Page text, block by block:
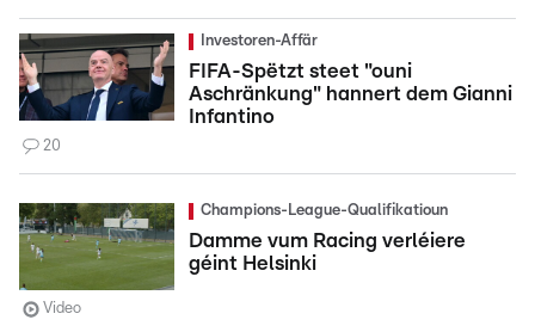
Investoren-Affär
FIFA-Spëtzt steet "ouni
Aschränkung" hannert dem Gianni
Infantino
20
Champions-League-Qualifikatioun
Damme vum Racing verléiere
géint Helsinki
Video